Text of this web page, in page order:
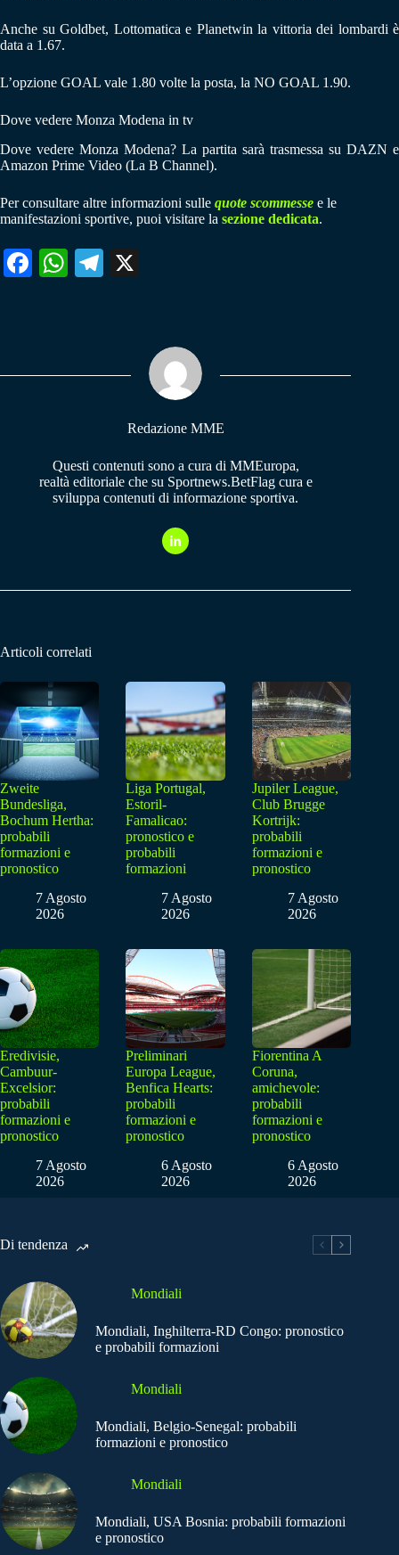
Anche su Goldbet, Lottomatica e Planetwin la vittoria dei lombardi è
data a 1.67.
L’opzione GOAL vale 1.80 volte la posta, la NO GOAL 1.90.
Dove vedere Monza Modena in tv
Dove vedere Monza Modena? La partita sarà trasmessa su DAZN e
Amazon Prime Video (La B Channel).
Per consultare altre informazioni sulle quote scommesse e le
manifestazioni sportive, puoi visitare la sezione dedicata.
Fa W
pp
Te
m
Redazione MME
Questi contenuti sono a cura di MMEuropa,
realtà editoriale che su Sportnews.BetFlag cura e
sviluppa contenuti di informazione sportiva.
Articoli correlati
Zweite
Bundesliga,
Bochum Hertha:
probabili
formazioni e
pronostico
7 Agosto
2026
Liga Portugal,
Estoril-
Famalicao:
pronostico e
probabili
formazioni
7 Agosto
2026
Jupiler League,
Club Brugge
Kortrijk:
probabili
formazioni e
pronostico
7 Agosto
2026
Eredivisie,
Cambuur-
Excelsior:
probabili
formazioni e
pronostico
7 Agosto
2026
Preliminari
Europa League,
Benfica Hearts:
probabili
formazioni e
pronostico
6 Agosto
2026
Fiorentina A
Coruna,
amichevole:
probabili
formazioni e
pronostico
6 Agosto
2026
Di tendenza
Mondiali
Mondiali, Inghilterra-RD Congo: pronostico
e probabili formazioni
Mondiali
Mondiali, Belgio-Senegal: probabili
formazioni e pronostico
Mondiali
Mondiali, USA Bosnia: probabili formazioni
e pronostico